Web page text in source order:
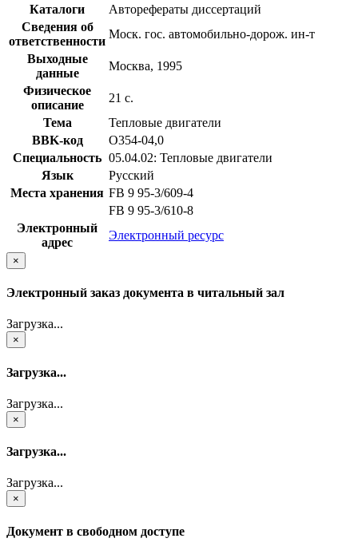
Каталоги
Авторефераты диссертаций
Сведения об
ответственности
Моск. гос. автомобильно-дорож. ин-т
Выходные
данные
Москва, 1995
Физическое
описание
21 с.
Тема
Тепловые двигатели
BBK-код
О354-04,0
Специальность 05.04.02: Тепловые двигатели
Язык
Русский
Места хранения FB 9 95-3/609-4
FB 9 95-3/610-8
Электронный
адрес
Электронный ресурс
×
Электронный заказ документа в читальный зал
Загрузка...
×
Загрузка...
Загрузка...
×
Загрузка...
Загрузка...
×
Документ в свободном доступе